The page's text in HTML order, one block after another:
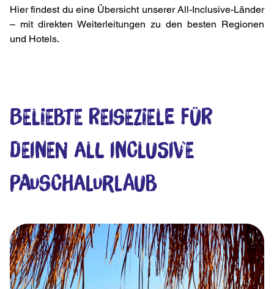
Hier findest du eine Übersicht unserer All-Inclusive-Länder
– mit direkten Weiterleitungen zu den besten Regionen
und Hotels.
Beliebte Reiseziele für
deinen All Inclusive
Pauschalurlaub